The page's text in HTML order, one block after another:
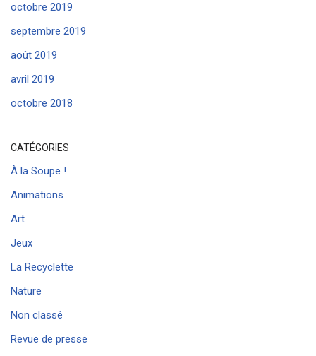
octobre 2019
septembre 2019
août 2019
avril 2019
octobre 2018
CATÉGORIES
À la Soupe !
Animations
Art
Jeux
La Recyclette
Nature
Non classé
Revue de presse